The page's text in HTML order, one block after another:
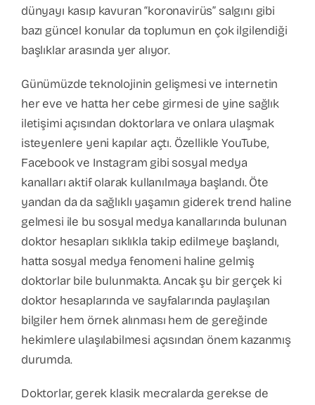
dünyayı kasıp kavuran “koronavirüs” salgını gibi
bazı güncel konular da toplumun en çok ilgilendiği
başlıklar arasında yer alıyor.
Günümüzde teknolojinin gelişmesi ve internetin
her eve ve hatta her cebe girmesi de yine sağlık
iletişimi açısından doktorlara ve onlara ulaşmak
isteyenlere yeni kapılar açtı. Özellikle YouTube,
Facebook ve Instagram gibi sosyal medya
kanalları aktif olarak kullanılmaya başlandı. Öte
yandan da da sağlıklı yaşamın giderek trend haline
gelmesi ile bu sosyal medya kanallarında bulunan
doktor hesapları sıklıkla takip edilmeye başlandı,
hatta sosyal medya fenomeni haline gelmiş
doktorlar bile bulunmakta. Ancak şu bir gerçek ki
doktor hesaplarında ve sayfalarında paylaşılan
bilgiler hem örnek alınması hem de gereğinde
hekimlere ulaşılabilmesi açısından önem kazanmış
durumda.
Doktorlar, gerek klasik mecralarda gerekse de